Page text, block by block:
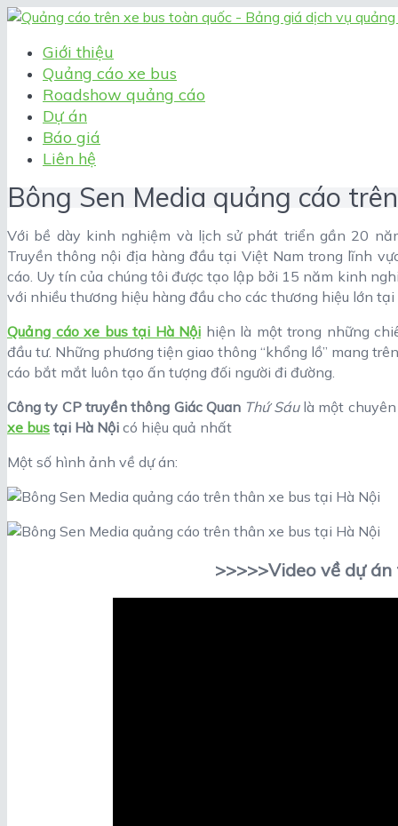
Giới thiệu
Quảng cáo xe bus
Roadshow quảng cáo
Dự án
Báo giá
Liên hệ
Bông Sen Media quảng cáo
Với bề dày kinh nghiệm và lịch sử phát triển gần 20
Truyền thông nội địa hàng đầu tại Việt Nam trong lĩnh
cáo. Uy tín của chúng tôi được tạo lập bởi 15 năm kinh
với nhiều thương hiệu hàng đầu cho các thương hiệu lớn tại
Quảng cáo xe bus tại Hà Nội hiện là một trong những
đầu tư. Những phương tiện giao thông “khổng lồ” mang
cáo bắt mắt luôn tạo ấn tượng đối người đi đường.
Công ty CP truyền thông Giác Quan Thứ Sáulà một
xe bus tại Hà Nội có hiệu quả nhất
Một số hình ảnh về dự án:
>>>>>Video về dự